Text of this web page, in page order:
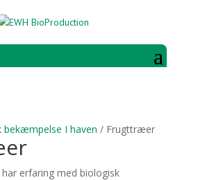
bekæmpelse I haven / Frugttræer
erfaring med biologisk